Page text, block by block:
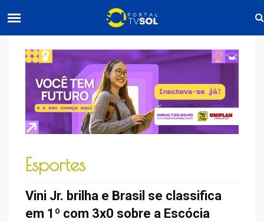
Esportes
Vini Jr. brilha e Brasil se classifica
em 1º com 3x0 sobre a Escócia